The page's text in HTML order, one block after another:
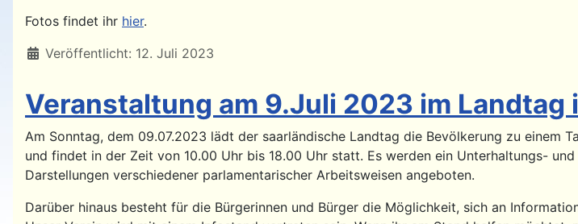
Fotos findet ihr hier.
Details
Veröffentlicht: 12. Juli 2023
Veranstaltung am 9.Juli 2023 im Landtag
Am Sonntag, dem 09.07.2023 lädt der saarländische Landtag die Bevölkerung zu einem
und findet in der Zeit von 10.00 Uhr bis 18.00 Uhr statt. Es werden ein Unterhaltungs-
Darstellungen verschiedener parlamentarischer Arbeitsweisen angeboten.
Darüber hinaus besteht für die Bürgerinnen und Bürger die Möglichkeit, sich an